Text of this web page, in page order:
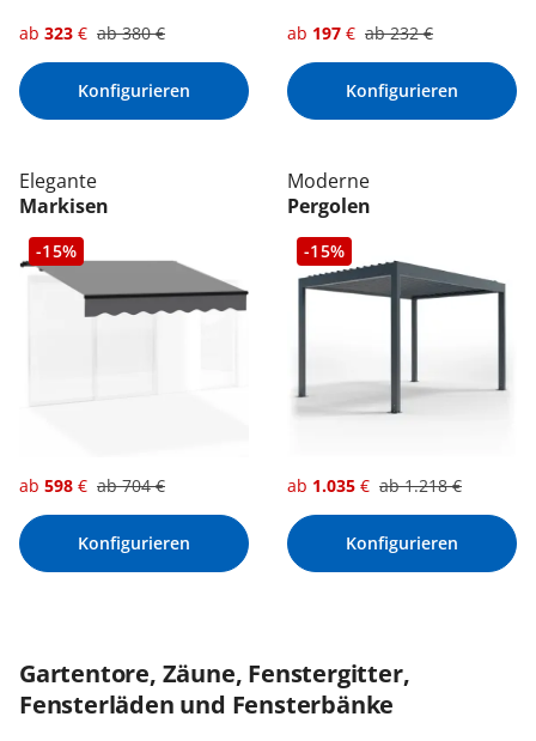
ab 323 € ab380€
Konfigurieren
ab 197 € ab232€
Konfigurieren
Elegante
Markisen
-15%
ab 598 € ab704€
Konfigurieren
Moderne
Pergolen
-15%
ab 1.035 € ab1.218€
Konfigurieren
Gartentore, Zäune, Fenstergitter,
Fensterläden und Fensterbänke